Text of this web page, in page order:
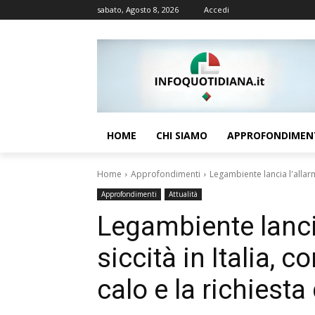
sabato, Agosto 8, 2026 Accedi
HOME CHI SIAMO
Home Approfondimenti Legambiente lancia
Approfondimenti Attualità
Legambiente
siccità in Italia,
calo e la